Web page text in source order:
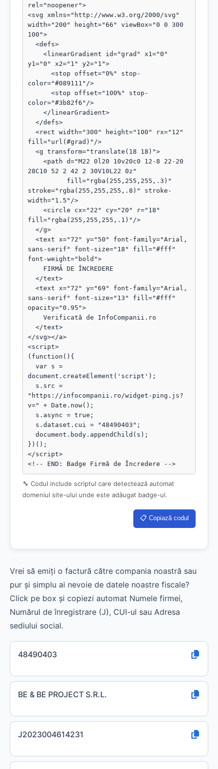
rel="noopener">
<svg xmlns="http://www.w3.org/2000/svg"
width="200" height="66" viewBox="0 0 300
100">
y1="0" x2="1" y2="1">
color="#089111"/>
color="#3b82f6"/>
fill="url(#grad)"/>
28C10 52 2 42 2 30V10L22 0z"
stroke="rgba(255,255,255,.8)" stroke-
width="1.5"/>
fill="rgba(255,255,255,.1)"/>
sans-serif" font-size="18" fill="#fff"
font-weight="bold">
sans-serif" font-size="13" fill="#fff"
opacity="0.95">
</svg></a>
<script>
(function(){
document.createElement('script');
"https://infocompanii.ro/widget-ping.js?
v=" + Date.now();
})();
</script>
<!-- END: Badge Firmă de Încredere -->
🔧 Codul include scriptul care detectează automat
domeniul site-ului unde este adăugat badge-ul.
📋 Copiază codul
Vrei să emiți o factură către compania noastră sau
pur și simplu ai nevoie de datele noastre fiscale?
Click pe box și copiezi automat Numele firmei,
Numărul de înregistrare (J), CUI-ul sau Adresa
sediului social.
48490403
BE & BE PROJECT S.R.L.
J2023004614231